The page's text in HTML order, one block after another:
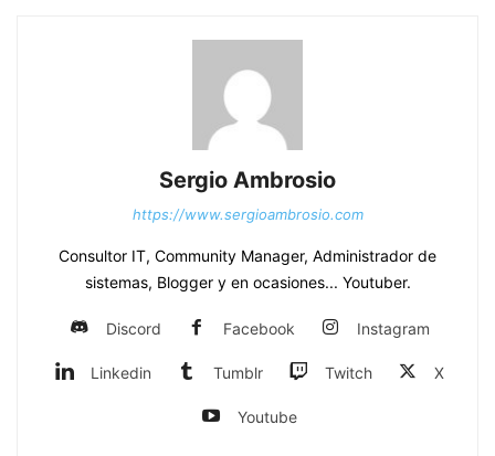
Sergio Ambrosio
https://www.sergioambrosio.com
Consultor IT, Community Manager, Administrador de
sistemas, Blogger y en ocasiones... Youtuber.
Discord Facebook Instagram
Linkedin Tumblr Twitch X
Youtube